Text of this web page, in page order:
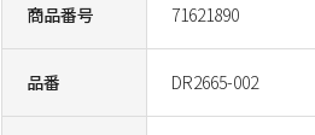
商品番号 71621890
品番 DR2665-002